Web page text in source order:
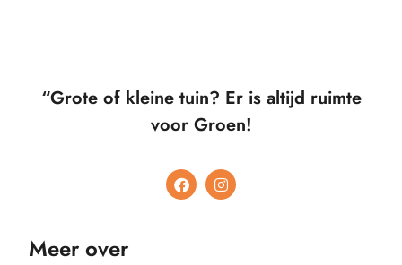
“Grote of kleine tuin? Er is altijd ruimte
voor Groen!
Meer over